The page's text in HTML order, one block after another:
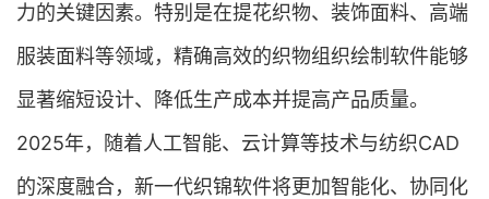
力的关键因素。特别是在提花织物、装饰面料、高端
服装面料等领域，精确高效的织物组织绘制软件能够
显著缩短设计、降低生产成本并提高产品质量。
2025年，随着人工智能、云计算等技术与纺织CAD
的深度融合，新一代织锦软件将更加智能化、协同化